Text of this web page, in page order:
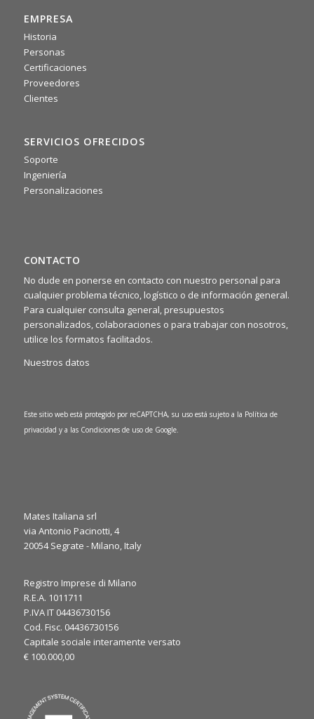
0
· Mié 16 julio, 2025
📌 La scorsa settimana si è tenuto il nostro meeting
per condividere idee, allinearci sugli obiettivi e ritrovarci
rafforzando lo spirito di squadra 🤝
0 1 Twitter
·Jue 6 marzo, 2025
It’s the final day at JEC World 2025! ⏳
We’re here to discuss your needs and explore how our
expertise can support your applications. Let’s make the most
of the last day, see you at our booth!
EMPRESA
Historia
Personas
Certificaciones
Proveedores
Clientes
SERVICIOS OFRECIDOS
Soporte
Ingeniería
Personalizaciones
CONTACTO
No dude en ponerse en contacto con nuestro personal para
cualquier problema técnico, logístico o de información general.
Para cualquier consulta general, presupuestos
personalizados, colaboraciones o para trabajar con nosotros,
utilice los formatos facilitados.
Nuestros datos
Este sitio web está protegido por reCAPTCHA, su uso está sujeto a la Política de
privacidad y a las Condiciones de uso de Google.
Mates Italiana srl
via Antonio Pacinotti, 4
20054 Segrate - Milano, Italy
Registro Imprese di Milano
R.E.A. 1011711
P.IVA IT 04436730156
Cod. Fisc. 04436730156
Capitale sociale interamente versato
€ 100.000,00